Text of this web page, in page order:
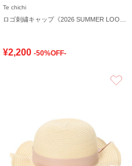
Te chichi
¥2,200 -50%OFF-